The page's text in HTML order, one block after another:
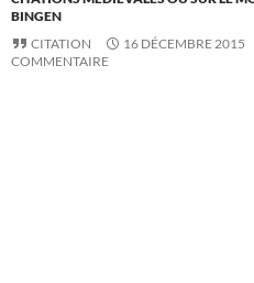
BINGEN
CITATION
16 DÉCEMBRE 2015
COMMENTAIRE